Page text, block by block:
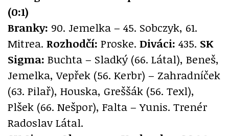
(0:1)
Branky: 90. Jemelka – 45. Sobczyk, 61.
Mitrea. Rozhodčí: Proske. Diváci: 435. SK
Sigma: Buchta – Sladký (66. Látal), Beneš,
Jemelka, Vepřek (56. Kerbr) – Zahradníček
(63. Pilař), Houska, Greššák (56. Texl),
Plšek (66. Nešpor), Falta – Yunis. Trenér
Radoslav Látal.